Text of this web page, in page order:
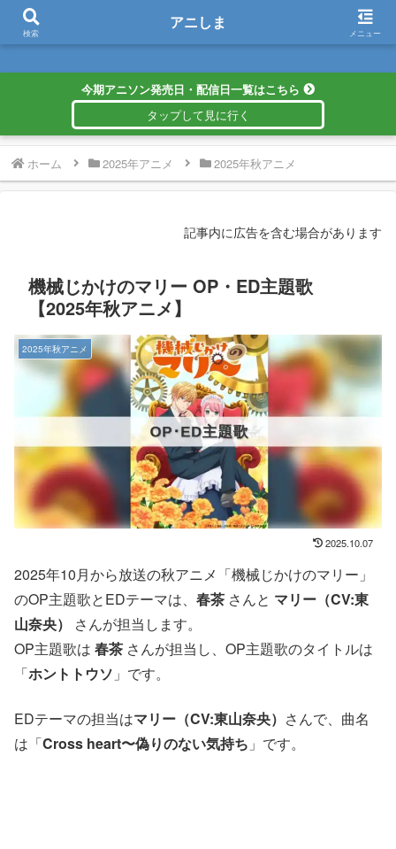
アニしま
今期アニソン発売日・配信日一覧はこちら
ホーム 2025年アニメ 2025年秋アニメ
記事内に広告を含む場合があります
機械じかけのマリー OP・ED主題歌
【2025年秋アニメ】
2025年秋アニメ
2025.10.07
2025年10月から放送の秋アニメ「機械じかけのマリー」
のOP主題歌とEDテーマは、 春茶 さんと マリー（CV:東
山奈央）
さんが担当します。
OP主題歌は 春茶 さんが担当し、OP主題歌のタイトルは
「ホントトウソ 」です。
EDテーマの担当はマリー（CV:東山奈央） さんで、曲名
は「Cross heart〜偽りのない気持ち 」です。
検索
アニしま
メニュー